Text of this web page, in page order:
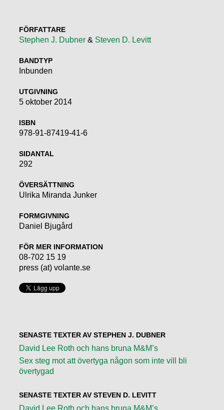
FÖRFATTARE
Stephen J. Dubner & Steven D. Levitt
BANDTYP
Inbunden
UTGIVNING
5 oktober 2014
ISBN
978-91-87419-41-6
SIDANTAL
292
ÖVERSÄTTNING
Ulrika Miranda Junker
FORMGIVNING
Daniel Bjugård
FÖR MER INFORMATION
08-702 15 19
press (at) volante.se
SENASTE TEXTER AV STEPHEN J. DUBNER
David Lee Roth och hans bruna M&M’s
Sex steg mot att övertyga någon som inte vill bli
övertygad
SENASTE TEXTER AV STEVEN D. LEVITT
David Lee Roth och hans bruna M&M’s